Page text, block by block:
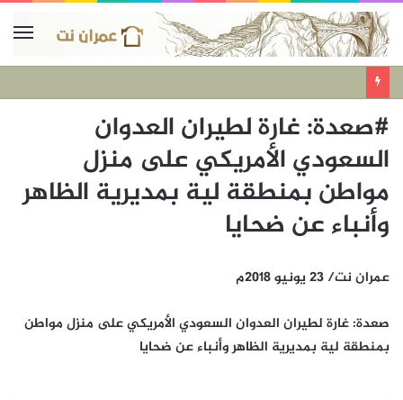
#صعدة: غارة لطيران العدوان
السعودي الأمريكي على منزل
مواطن بمنطقة لية بمديرية الظاهر
وأنباء عن ضحايا
عمران نت/ 23 يونيو 2018م
صعدة: غارة لطيران العدوان السعودي الأمريكي على منزل مواطن
بمنطقة لية بمديرية الظاهر وأنباء عن ضحايا